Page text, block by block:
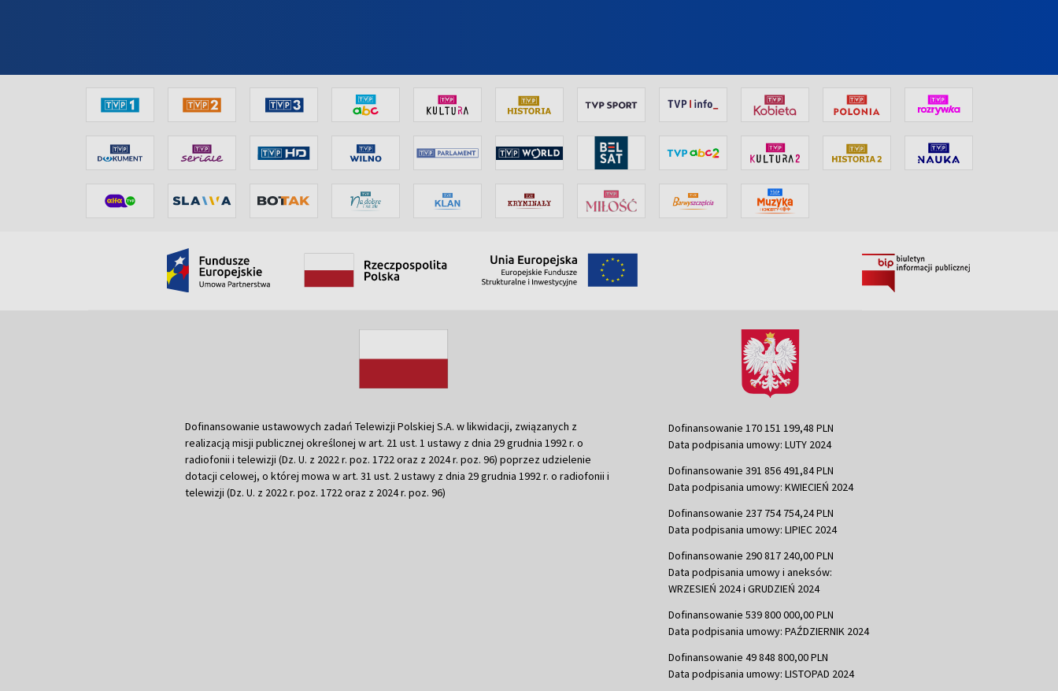
Dofinansowanie ustawowych zadań Telewizji Polskiej S.A. w likwidacji, związanych z
realizacją misji publicznej określonej w art. 21 ust. 1 ustawy z dnia 29 grudnia 1992 r. o
radiofonii i telewizji (Dz. U. z 2022 r. poz. 1722 oraz z 2024 r. poz. 96) poprzez udzielenie
dotacji celowej, o której mowa w art. 31 ust. 2 ustawy z dnia 29 grudnia 1992 r. o radiofonii i
telewizji (Dz. U. z 2022 r. poz. 1722 oraz z 2024 r. poz. 96)
Dofinansowanie 170 151 199,48 PLN
Data podpisania umowy: LUTY 2024
Dofinansowanie 391 856 491,84 PLN
Data podpisania umowy: KWIECIEŃ 2024
Dofinansowanie 237 754 754,24 PLN
Data podpisania umowy: LIPIEC 2024
Dofinansowanie 290 817 240,00 PLN
Data podpisania umowy i aneksów:
WRZESIEŃ 2024 i GRUDZIEŃ 2024
Dofinansowanie 539 800 000,00 PLN
Data podpisania umowy: PAŹDZIERNIK 2024
Dofinansowanie 49 848 800,00 PLN
Data podpisania umowy: LISTOPAD 2024